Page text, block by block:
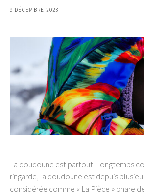
9 DÉCEMBRE 2023
La doudoune est partout. Longtemps
ringarde, la doudoune est depuis
considérée comme « La Pièce » phare